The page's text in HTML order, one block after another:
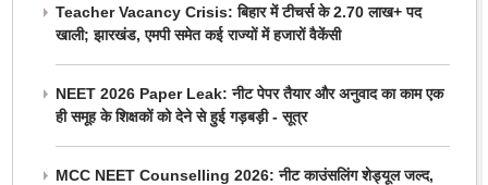
Teacher Vacancy Crisis: बिहार में टीचर्स के 2.70 लाख+ पद
खाली; झारखंड, एमपी समेत कई राज्यों में हजारों वैकेंसी
NEET 2026 Paper Leak: नीट पेपर तैयार और अनुवाद का काम एक
ही समूह के शिक्षकों को देने से हुई गड़बड़ी - सूत्र
MCC NEET Counselling 2026: नीट काउंसलिंग शेड्यूल जल्द,